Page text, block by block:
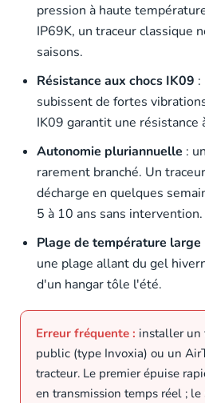
pression à haute
IP69K, un traceur classique
saisons.
Résistance aux chocs IK09
subissent de fortes
IK09 garantit une résistance
Autonomie pluriannuelle :
rarement branché. Un
décharge en quelques
5 à 10 ans sans intervention.
Plage de température large
une plage allant du gel
d'un hangar tôle l'été.
Erreur fréquente : installer un
public (type Invoxia) ou un
tracteur. Le premier épuise
en transmission temps réel ;